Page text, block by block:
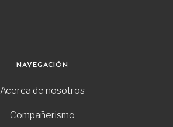
NAVEGACIÓN
Acerca de nosotros
Compañerismo